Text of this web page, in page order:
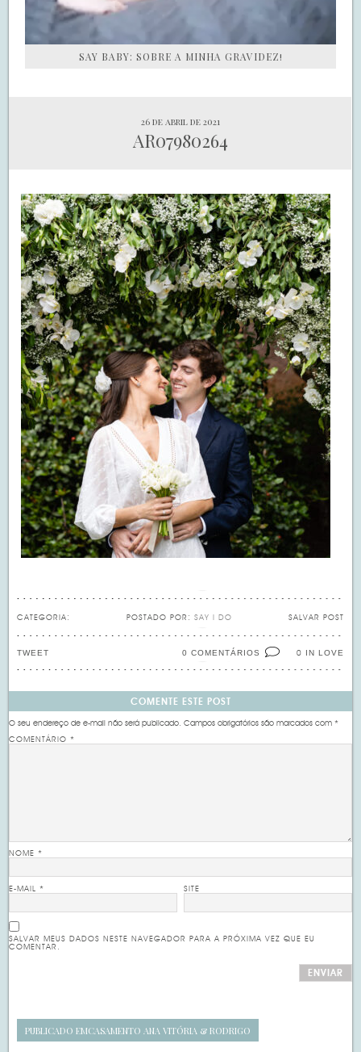
SAY BABY: SOBRE A MINHA GRAVIDEZ!
26 de abril de 2021
AR07980264
CATEGORIA: SALVAR POST
POSTADO POR: SAY I DO
0 IN LOVE
0 COMENTÁRIOS
TWEET
COMENTE ESTE POST
O seu endereço de e-mail não será publicado. Campos obrigatórios são marcados com*
COMENTÁRIO*
NOME*
E-MAIL* SITE
SALVAR MEUS DADOS NESTE NAVEGADOR PARA A PRÓXIMA VEZ QUE EU
COMENTAR.
PUBLICADO EMCASAMENTO ANA VITÓRIA & RODRIGO